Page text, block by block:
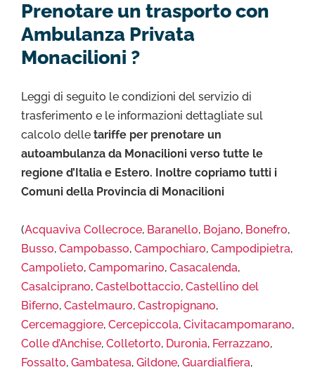
Prenotare un trasporto con
Ambulanza Privata
Monacilioni ?
Leggi di seguito le condizioni del servizio di
trasferimento e le informazioni dettagliate sul
calcolo delle tariffe per prenotare un
autoambulanza da Monacilioni verso tutte le
regione d’Italia e Estero. Inoltre copriamo tutti i
Comuni della Provincia di Monacilioni
(Acquaviva Collecroce, Baranello, Bojano, Bonefro,
Busso, Campobasso, Campochiaro, Campodipietra,
Campolieto, Campomarino, Casacalenda,
Casalciprano, Castelbottaccio, Castellino del
Biferno, Castelmauro, Castropignano,
Cercemaggiore, Cercepiccola, Civitacampomarano,
Colle d’Anchise, Colletorto, Duronia, Ferrazzano,
Fossalto, Gambatesa, Gildone, Guardialfiera,